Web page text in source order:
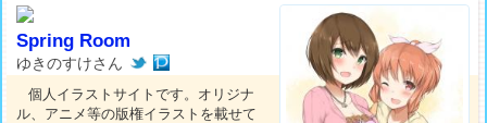
Spring Room
ゆきのすけさん
個人イラストサイトです。オリジナ
ル、アニメ等の版権イラストを載せて